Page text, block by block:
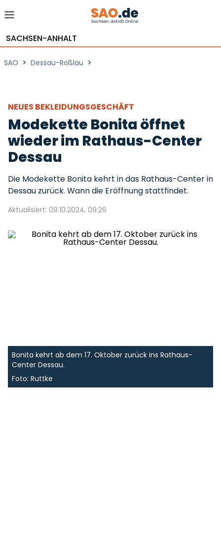
SACHSEN-ANHALT
SAO > Dessau-Roßlau >
NEUES BEKLEIDUNGSGESCHÄFT
Modekette Bonita öffnet
wieder im Rathaus-Center
Dessau
Die Modekette Bonita kehrt in das Rathaus-Center in
Dessau zurück. Wann die Eröffnung stattfindet.
Aktualisiert: 09.10.2024, 09:26
Bonita kehrt ab dem 17. Oktober zurück ins Rathaus-
Center Dessau.
Foto: Ruttke